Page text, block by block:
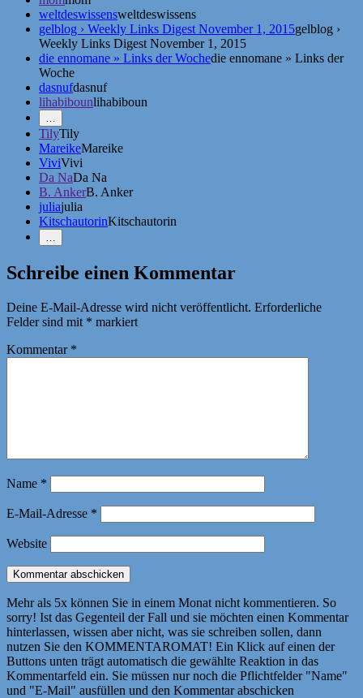
weltdeswissensweltdeswissens
gelblog › Weekly Links Digest November 1, 2015gelblog ›
Weekly Links Digest November 1, 2015
die ennomane » Links der Wochedie ennomane » Links der
Woche
dasnufdasnuf
lihabibounlihabiboun
…
Erwähnungen
zeigen
TilyTily
MareikeMareike
ViviVivi
Da NaDa Na
B. AnkerB. Anker
juliajulia
KitschautorinKitschautorin
…
Erwähnungen
Schreibe einen Kommentar
Deine E-Mail-Adresse wird nicht veröffentlicht. Erforderliche
Felder sind mit * markiert
Kommentar *
Name *
E-Mail-Adresse *
Website
Mehr als 5x können Sie in einem Monat nicht kommentieren. So
sorry! Ist das Gegenteil der Fall und sie möchten einen Kommentar
hinterlassen, wissen aber nicht, was sie schreiben sollen, dann
nutzen Sie den KOMMENTAROMAT! Ein Klick auf einen der
Buttons unten trägt automatisch die gewählte Reaktion in das
Kommentarfeld ein. Sie müssen nur noch die Pflichtfelder "Name"
und "E-Mail" ausfüllen und den Kommentar abschicken